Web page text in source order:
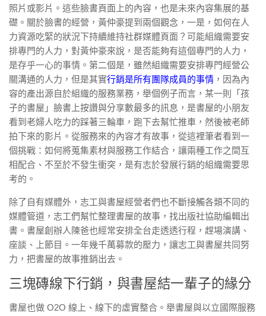
照片或影片。這些臉書頁面上的內容，也是未來內容集展的基
礎。關於臉書的經營，黃仲豪提到兩個觀念，一是，如何在人
力資源吃緊的狀況下持續維持社群媒體頁面？可能組織需要安
排專門的人力，對黃仲豪來說，是否能夠有這個專門的人力，
是存乎一心的事情。第二個是，雖然組織需要安排專門經營公
關溝通的人力，但是其實行銷是所有團隊成員的事情 ，因為內
容的產出源自於組織的服務業務，舉個例子而言，某一則「孩
子的書屋」臉書上按讚與分享數最多的訊息，是書屋的小朋友
看到老婦人吃力的踩著三輪車，跑下去幫忙推車，然後被老師
拍下來的影片。從服務來的內容才有故事，從這裡筆者看到一
個挑戰：如何將蒐集素材與服務工作結合，讓兩種工作之間互
相配合、不至於不發生衝突，是有志於發展行銷的組織需要思
考的。
除了自有媒體外，志工與書屋經營者們也不斷接觸各類不同的
媒體管道，志工們幫忙整理書屋的故事，找出版社協助編輯出
書。書屋創辦人陳爸也經常安排全台走透透行程，趕場演講、
座談、上節目。一年幾千萬募款的壓力，讓志工與書屋共同努
力，把書屋的故事推銷出去。
三塊磚線下行銷，與書屋結一輩子的緣分
書屋也做 O2O 線上、線下的虛實整合。舉書屋與以立國際服務